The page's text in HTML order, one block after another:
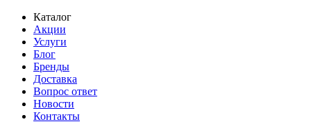
Каталог
Акции
Услуги
Блог
Бренды
Доставка
Вопрос ответ
Новости
Контакты